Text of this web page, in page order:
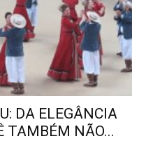
DA ELEGÂNCIA
TAMBÉM NÃO...